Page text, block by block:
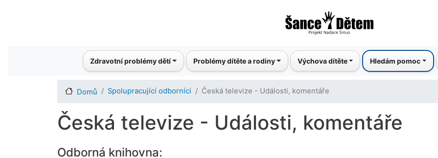
k
hlavnímu
Main navigationZdravotní problémy dětí Problémy dítěte a rodiny Výchova dítěte Hledám pomoc
Domů Spolupracující odborníci Česká televize - Události, komentáře
Česká televize - Události, komentáře
Odborná knihovna: